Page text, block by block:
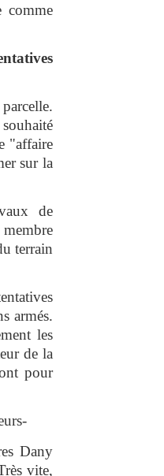
comme
"affaire
sur la
de
terrain
armés.
les
de la
pour
Dany
vite,